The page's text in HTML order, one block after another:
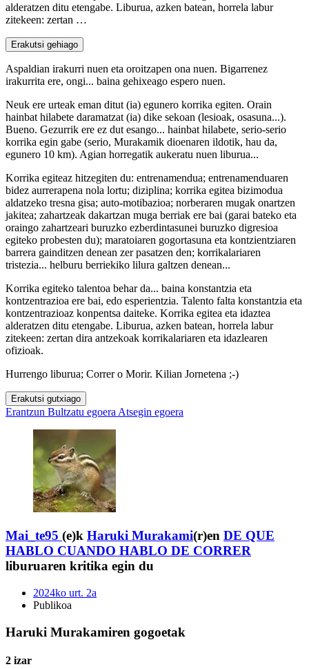
alderatzen ditu etengabe. Liburua, azken batean, horrela labur
zitekeen: zertan …
Erakutsi gehiago
Aspaldian irakurri nuen eta oroitzapen ona nuen. Bigarrenez
irakurrita ere, ongi... baina gehixeago espero nuen.
Neuk ere urteak eman ditut (ia) egunero korrika egiten. Orain
hainbat hilabete daramatzat (ia) dike sekoan (lesioak, osasuna...).
Bueno. Gezurrik ere ez dut esango... hainbat hilabete, serio-serio
korrika egin gabe (serio, Murakamik dioenaren ildotik, hau da,
egunero 10 km). Agian horregatik aukeratu nuen liburua...
Korrika egiteaz hitzegiten du: entrenamendua; entrenamenduaren
bidez aurrerapena nola lortu; diziplina; korrika egitea bizimodua
aldatzeko tresna gisa; auto-motibazioa; norberaren mugak onartzen
jakitea; zahartzeak dakartzan muga berriak ere bai (garai bateko eta
oraingo zahartzeari buruzko ezberdintasunei buruzko digresioa
egiteko probesten du); maratoiaren gogortasuna eta kontzientziaren
barrera gainditzen denean zer pasatzen den; korrikalariaren
tristezia... helburu berriekiko lilura galtzen denean...
Korrika egiteko talentoa behar da... baina konstantzia eta
kontzentrazioa ere bai, edo esperientzia. Talento falta konstantzia eta
kontzentrazioaz konpentsa daiteke. Korrika egitea eta idaztea
alderatzen ditu etengabe. Liburua, azken batean, horrela labur
zitekeen: zertan dira antzekoak korrikalariaren eta idazlearen
ofizioak.
Hurrengo liburua; Correr o Morir. Kilian Jornetena ;-)
Erakutsi gutxiago
Erantzun Bultzatu egoera Atsegin egoera
Mai_te95 (e)k Haruki Murakami(r)en DE QUE
HABLO CUANDO HABLO DE CORRER
liburuaren kritika egin du
2024ko urt. 2a
Publikoa
Haruki Murakamiren gogoetak
2 izar